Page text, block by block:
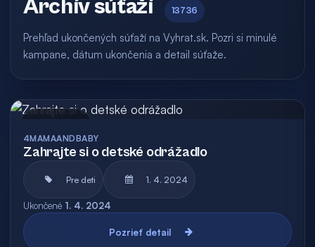
Archív súťaží 13736
Prehľad ukončených súťaží na Vyhrat.sk. Pozri si minulé
kampane, dátum ukončenia a detail súťaže.
4MAMAANDBABY
Zahrajte si o detské odrážadlo
Pre deti 1. 4. 2024
Ukončené 1. 4. 2024
Pozrieť detail